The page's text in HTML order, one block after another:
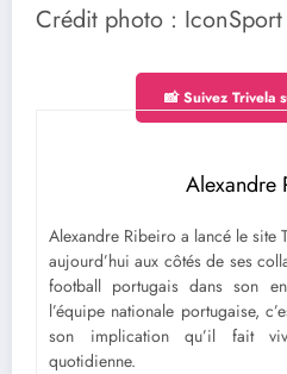
Crédit photo : IconSport
📸 Suivez Trivela
Alexandre
Alexandre Ribeiro a lancé le site
aujourd’hui aux côtés de ses
football portugais dans son
l’équipe nationale portugaise,
son implication qu’il fait
quotidienne.